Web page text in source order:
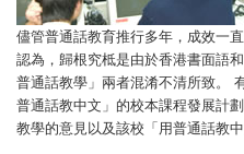
儘管普通話教育推行多年，成效一
認為，歸根究柢是由於香港書面語
普通話教學」兩者混淆不清所致。
普通話教中文」的校本課程發展計
教學的意見以及該校「用普通話教